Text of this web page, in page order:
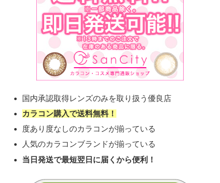
国内承認取得レンズのみを取り扱う優良店
カラコン購入で送料無料！
度あり度なしのカラコンが揃っている
人気のカラコンブランドが揃っている
当日発送で最短翌日に届くから便利！